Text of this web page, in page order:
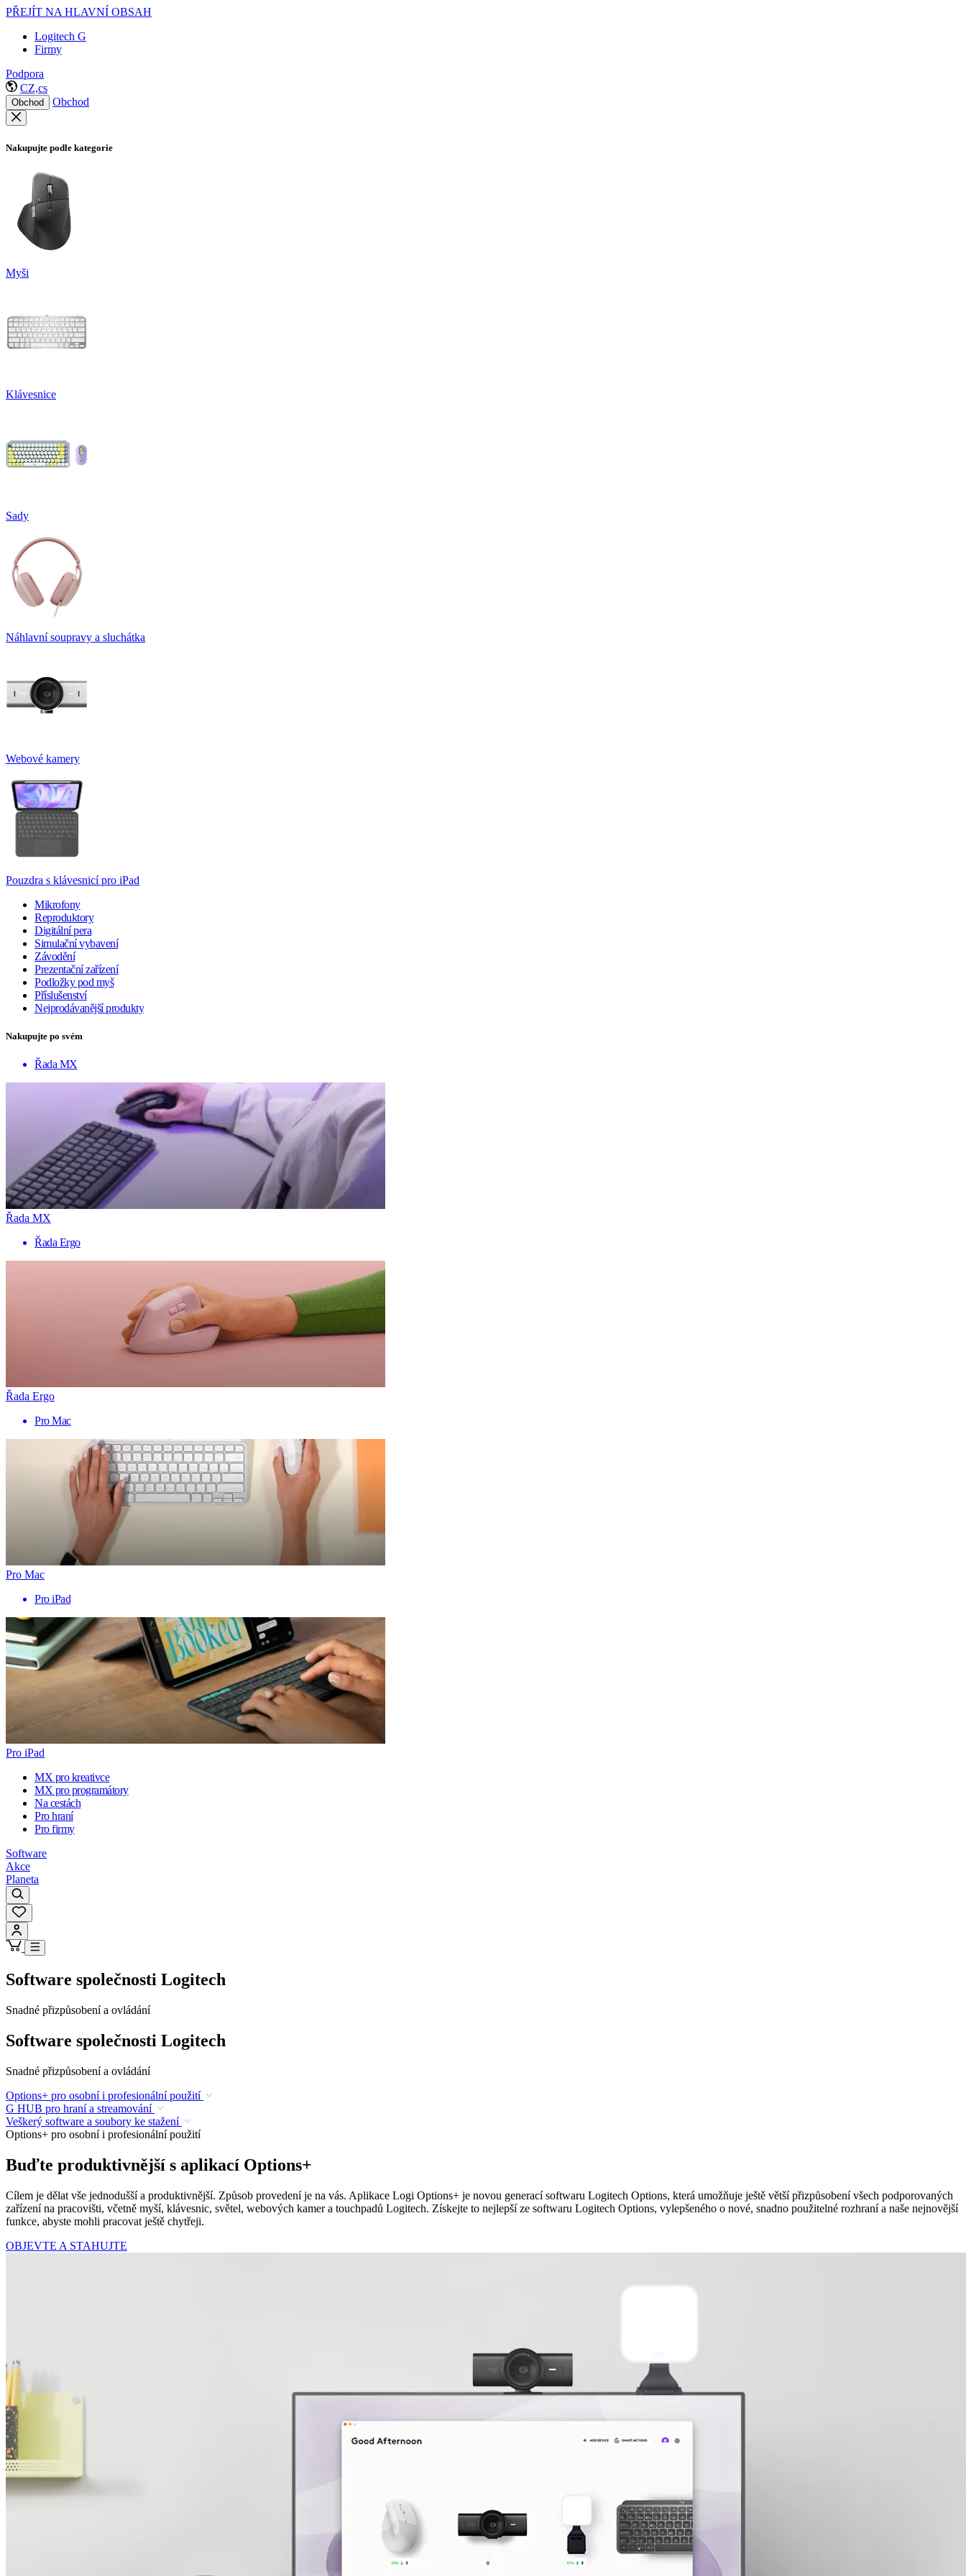
PŘEJÍT NA HLAVNÍ OBSAH
Logitech G
Firmy
Podpora
CZ,cs
Obchod Obchod
Nakupujte podle kategorie
Myši
Klávesnice
Sady
Náhlavní soupravy a sluchátka
Webové kamery
Pouzdra s klávesnicí pro iPad
Mikrofony
Reproduktory
Digitální pera
Simulační vybavení
Závodění
Prezentační zařízení
Podložky pod myš
Příslušenství
Nejprodávanější produkty
Nakupujte po svém
Řada MX
Řada MX
Řada Ergo
Řada Ergo
Pro Mac
Pro Mac
Pro iPad
Pro iPad
MX pro kreativce
MX pro programátory
Na cestách
Pro hraní
Pro firmy
Software
Akce
Planeta
Software společnosti Logitech
Snadné přizpůsobení a ovládání
Software společnosti Logitech
Snadné přizpůsobení a ovládání
Options+ pro osobní i profesionální použití
G HUB pro hraní a streamování
Veškerý software a soubory ke stažení
Options+ pro osobní i profesionální použití
Buďte produktivnější s aplikací Options+
Cílem je dělat vše jednodušší a produktivnější. Způsob provedení je na vás. Aplikace Logi Options+ je novou generací softwaru Logitech Options, která umožňuje ještě větší přizpůsobení všech podporovaných
zařízení na pracovišti, včetně myší, klávesnic, světel, webových kamer a touchpadů Logitech. Získejte to nejlepší ze softwaru Logitech Options, vylepšeného o nové, snadno použitelné rozhraní a naše nejnovější
funkce, abyste mohli pracovat ještě chytřeji.
OBJEVTE A STAHUJTE